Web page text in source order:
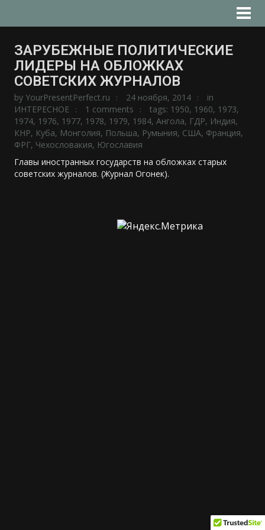
ЗАРУБЕЖНЫЕ ПОЛИТИЧЕСКИЕ
ЛИДЕРЫ НА ОБЛОЖКАХ
СОВЕТСКИХ ЖУРНАЛОВ
by YourPresentPerfect.ru 24 ноября, 2014
in
ИНТЕРЕСНОЕ
1 comments tags: 1950, 1960, 1973,
1974, 1976, 1977, 1978, 1979, 1984, Ангола, ГДР, Индия,
КНР, Куба, Монголия, Польша, Румыния, США, Франция,
ФРГ, Чехословакия, Югославия
Главы иностранных государств на обложках старых
советских журналов. (Журнал Огонек).